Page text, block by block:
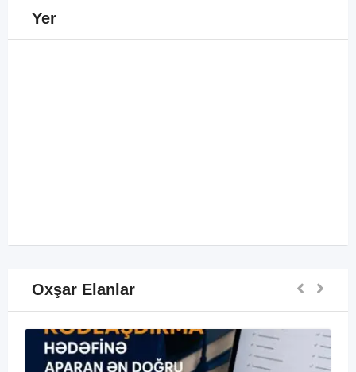
Yer
Oxşar Elanlar